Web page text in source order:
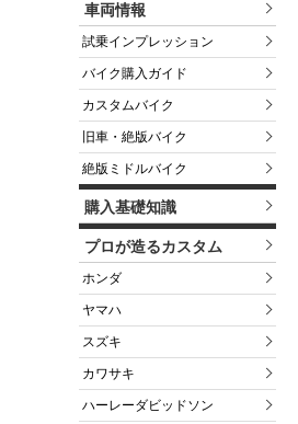
車両情報
試乗インプレッション
バイク購入ガイド
カスタムバイク
旧車・絶版バイク
絶版ミドルバイク
購入基礎知識
プロが造るカスタム
ホンダ
ヤマハ
スズキ
カワサキ
ハーレーダビッドソン